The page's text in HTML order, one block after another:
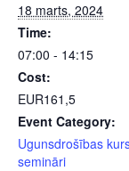
18 marts, 2024
Time:
07:00 - 14:15
Cost:
EUR161,5
Event Category:
Ugunsdrošības
semināri